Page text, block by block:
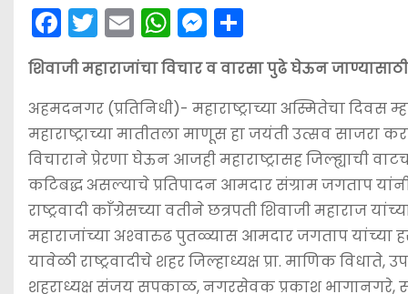
F
a
c
e
b
o
o
k
T
w
itt
er
E
m
ai
l
W
h
a
ts
A
p
p
M
e
s
s
e
n
g
er
h
ar
e
शिवाजी महाराजांचा विचार व वारसा पुढे घेऊन
अहमदनगर (प्रतिनिधी)- महाराष्ट्राच्या अस्मितेचा
महाराष्ट्राच्या मातीतला माणूस हा जयंती उत्सव साजरा
विचाराने प्रेरणा घेऊन आजही महाराष्ट्रासह जिल्ह्याची
कटिबद्ध असल्याचे प्रतिपादन आमदार संग्राम जगताप
राष्ट्रवादी काँग्रेसच्या वतीने छत्रपती शिवाजी महाराज
महाराजांच्या अश्‍वारुढ पुतळ्यास आमदार जगताप
यावेळी राष्ट्रवादीचे शहर जिल्हाध्यक्ष प्रा. माणिक
शहराध्यक्ष संजय सपकाळ, नगरसेवक प्रकाश भागानगरे,